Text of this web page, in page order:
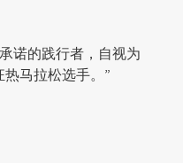
诺的践行者，自视为
马拉松选手。”